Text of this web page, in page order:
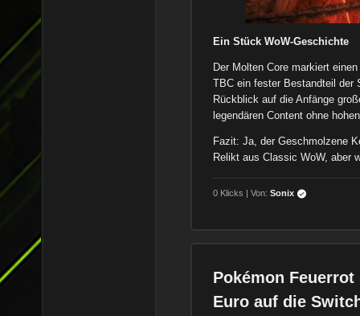
Ein Stück WoW-Geschichte
Der Molten Core markiert
TBC ein fester Bestandteil der
Rückblick auf die Anfänge
legendären Content ohne
Fazit: Ja, der Geschmolzene
Relikt aus Classic WoW, aber
0 Klicks | Von:Sonix
Pokémon
Euro auf die